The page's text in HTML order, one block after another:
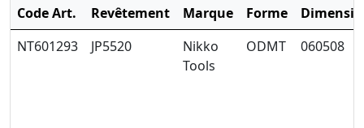
Code Art. Revêtement Marque Forme
NT601293
JP5520
Nikko
Tools
ODMT 060508